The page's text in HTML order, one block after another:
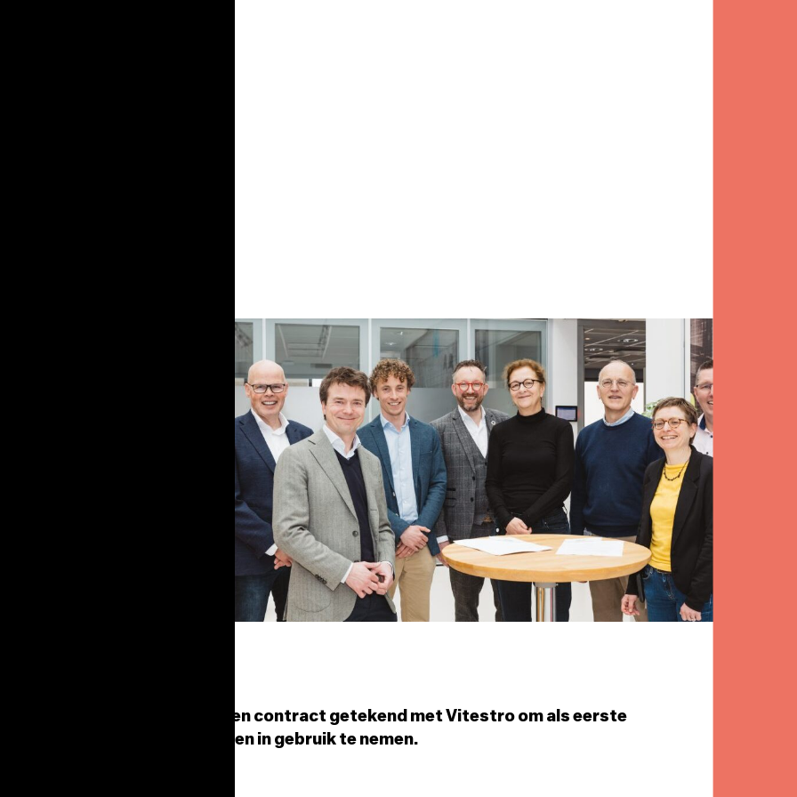
in Europa, heeft een contract getekend met Vitestro om als eerste
bloedafnameapparaten in gebruik te nemen.